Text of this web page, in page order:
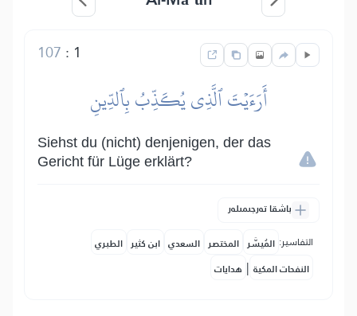
1
:
107
أَرَءَيۡتَ ٱلَّذِي يُكَذِّبُ بِٱلدِّينِ
Siehst du (nicht) denjenigen, der das
Gericht für Lüge erklärt?
باشقا تەرجىمىلەر
التفاسير: المُيسَّر المختصر السعدي ابن كثير الطبري
النفحات المكية | هدايات